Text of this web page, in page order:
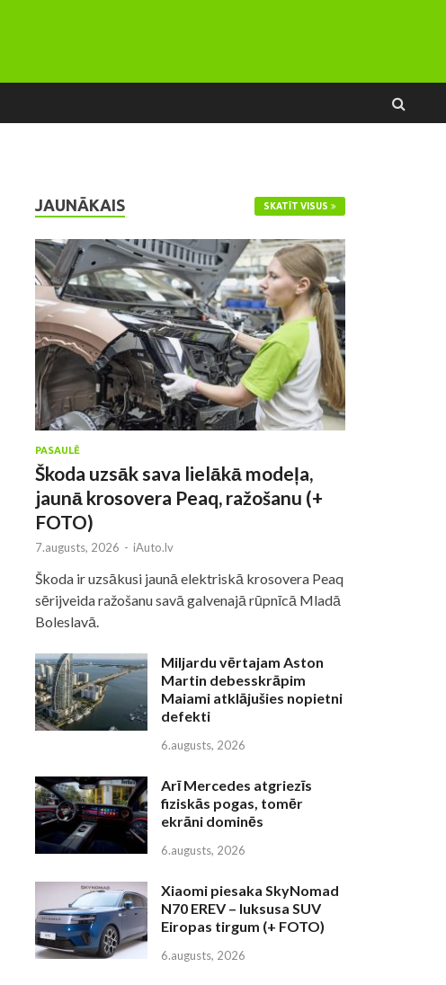
JAUNĀKAIS SKATĪT VISUS
PASAULĒ
Škoda uzsāk sava lielākā modeļa,
jaunā krosovera Peaq, ražošanu (+
FOTO)
7.augusts, 2026 - iAuto.lv
Škoda ir uzsākusi jaunā elektriskā krosovera Peaq
sērijveida ražošanu savā galvenajā rūpnīcā Mladā
Boleslavā.
Miljardu vērtajam Aston
Martin debesskrāpim
Maiami atklājušies nopietni
defekti
6.augusts, 2026
Arī Mercedes atgriezīs
fiziskās pogas, tomēr
ekrāni dominēs
6.augusts, 2026
Xiaomi piesaka SkyNomad
N70 EREV – luksusa SUV
Eiropas tirgum (+ FOTO)
6.augusts, 2026